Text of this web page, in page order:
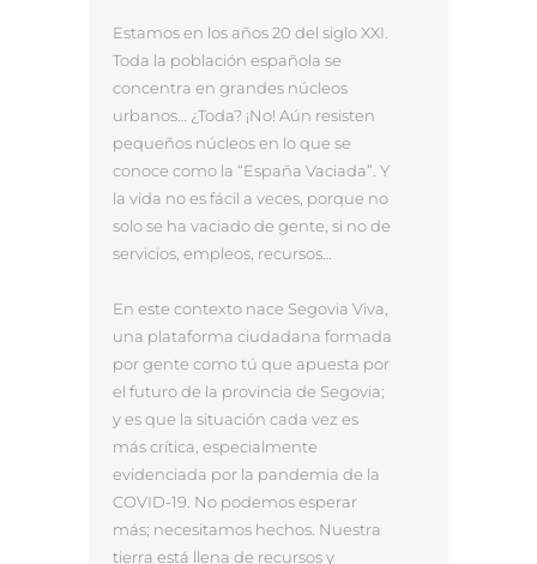
Estamos en los años 20 del siglo XXI.
Toda la población española se
concentra en grandes núcleos
urbanos… ¿Toda? ¡No! Aún resisten
pequeños núcleos en lo que se
conoce como la “España Vaciada”. Y
la vida no es fácil a veces, porque no
solo se ha vaciado de gente, si no de
servicios, empleos, recursos…
En este contexto nace Segovia Viva,
una plataforma ciudadana formada
por gente como tú que apuesta por
el futuro de la provincia de Segovia;
y es que la situación cada vez es
más crítica, especialmente
evidenciada por la pandemia de la
COVID-19. No podemos esperar
más; necesitamos hechos. Nuestra
tierra está llena de recursos y